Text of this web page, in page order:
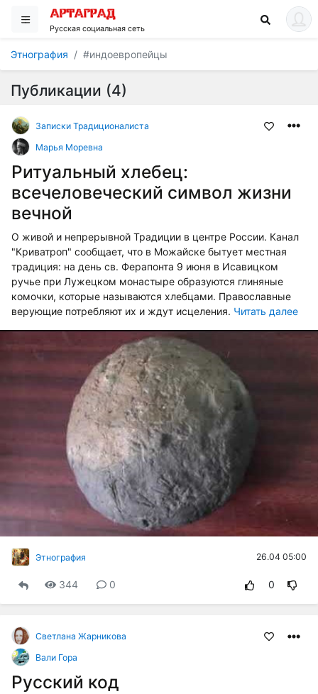
Русская социальная сеть
Этнография #индоевропейцы
Публикации (4)
Записки Традиционалиста
Марья Моревна
Ритуальный хлебец:
всечеловеческий символ жизни
вечной
О живой и непрерывной Традиции в центре России. Канал
"Криватроп" сообщает, что в Можайске бытует местная
традиция: на день св. Ферапонта 9 июня в Исавицком
ручье при Лужецком монастыре образуются глиняные
комочки, которые называются хлебцами. Православные
верующие потребляют их и ждут исцеления. Читать далее
Этнография 26.04 05:00
344 0 0
Светлана Жарникова
Вали Гора
Русский код